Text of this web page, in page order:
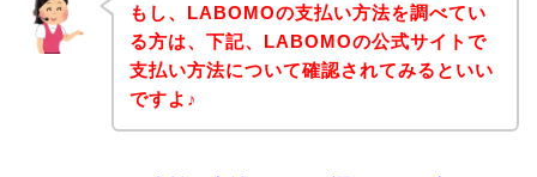
もし、LABOMOの支払い方法を調べてい
る方は、下記、LABOMOの公式サイトで
支払い方法について確認されてみるといい
ですよ♪